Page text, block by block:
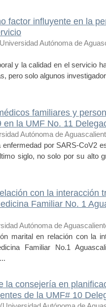
factor influyente en la
Universidad Autónoma de
y la calidad en el servicio
pero solo algunos
familiares y
la UMF No. 11
Autónoma de
por SARS-CoV2
siglo, no solo por su alto
con la interacción
Familiar No. 1
Autónoma de
marital en relación con la
Familiar No.1
la consejería en
de la UMF# 10